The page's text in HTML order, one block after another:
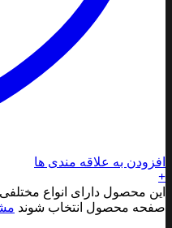
افزودن به علاقه مندی ها
+
این محصول دارای انواع
صفحه محصول انتخاب شوند